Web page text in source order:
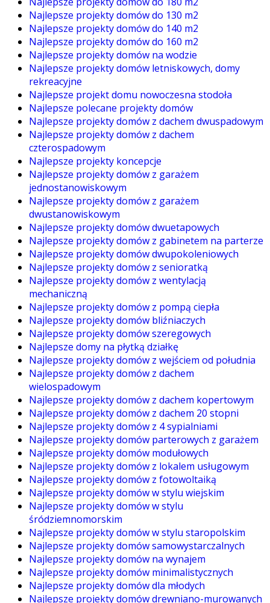
Najlepsze projekty domów do 130 m2
Najlepsze projekty domów do 140 m2
Najlepsze projekty domów do 160 m2
Najlepsze projekty domów na wodzie
Najlepsze projekty domów letniskowych, domy
rekreacyjne
Najlepsze projekt domu nowoczesna stodoła
Najlepsze polecane projekty domów
Najlepsze projekty domów z dachem dwuspadowym
Najlepsze projekty domów z dachem
czterospadowym
Najlepsze projekty koncepcje
Najlepsze projekty domów z garażem
jednostanowiskowym
Najlepsze projekty domów z garażem
dwustanowiskowym
Najlepsze projekty domów dwuetapowych
Najlepsze projekty domów z gabinetem na parterze
Najlepsze projekty domów dwupokoleniowych
Najlepsze projekty domów z senioratką
Najlepsze projekty domów z wentylacją
mechaniczną
Najlepsze projekty domów z pompą ciepła
Najlepsze projekty domów bliźniaczych
Najlepsze projekty domów szeregowych
Najlepsze domy na płytką działkę
Najlepsze projekty domów z wejściem od południa
Najlepsze projekty domów z dachem
wielospadowym
Najlepsze projekty domów z dachem kopertowym
Najlepsze projekty domów z dachem 20 stopni
Najlepsze projekty domów z 4 sypialniami
Najlepsze projekty domów parterowych z garażem
Najlepsze projekty domów modułowych
Najlepsze projekty domów z lokalem usługowym
Najlepsze projekty domów z fotowoltaiką
Najlepsze projekty domów w stylu wiejskim
Najlepsze projekty domów w stylu
śródziemnomorskim
Najlepsze projekty domów w stylu staropolskim
Najlepsze projekty domów samowystarczalnych
Najlepsze projekty domów na wynajem
Najlepsze projekty domów minimalistycznych
Najlepsze projekty domów dla młodych
Najlepsze projekty domów drewniano-murowanych